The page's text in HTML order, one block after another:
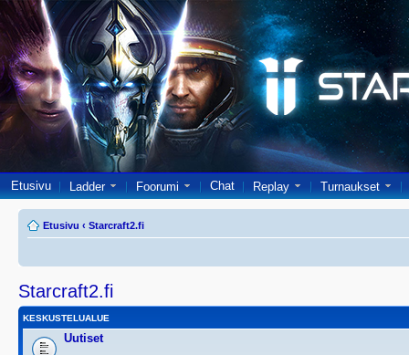
Etusivu Ladder Foorumi Chat Replay Turnaukset
Etusivu ‹ Starcraft2.fi
Starcraft2.fi
KESKUSTELUALUE
Uutiset